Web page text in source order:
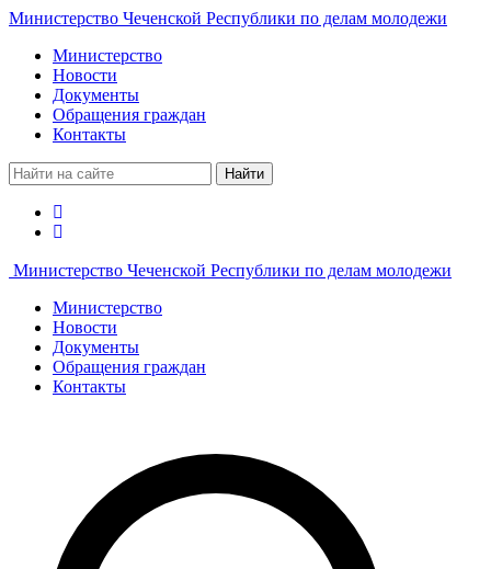
Министерство Чеченской Республики по делам молодежи
Министерство
Новости
Документы
Обращения граждан
Контакты
Найти
Министерство Чеченской Республики по делам молодежи
Министерство
Новости
Документы
Обращения граждан
Контакты